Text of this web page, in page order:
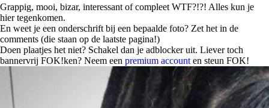
Grappig, mooi, bizar, interessant of compleet WTF?!?! Alles kun je
hier tegenkomen.
En weet je een onderschrift bij een bepaalde foto? Zet het in de
comments (die staan op de laatste pagina!)
Doen plaatjes het niet? Schakel dan je adblocker uit. Liever toch
bannervrij FOK!ken? Neem een premium account en steun FOK!